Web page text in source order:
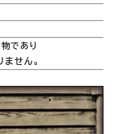
であり
せん。